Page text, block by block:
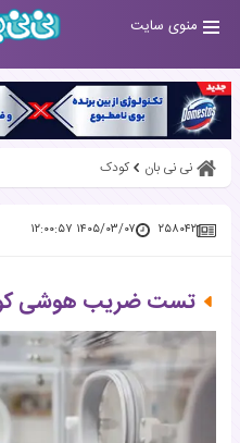
منوی سایت
نی نی بان کودک
۲۵۸۰۴۲ ۱۴۰۵/۰۳/۰۷ ۱۲:۰۰:۵۷
تست ضریب هوشی